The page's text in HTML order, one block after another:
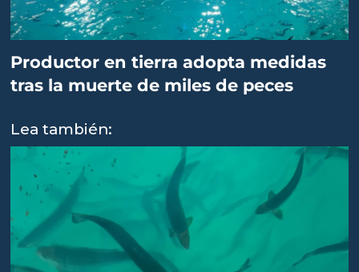
Productor en tierra adopta medidas
tras la muerte de miles de peces
Lea también: